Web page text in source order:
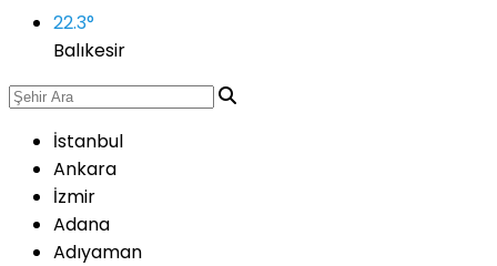
22.3°
Balıkesir
İstanbul
Ankara
İzmir
Adana
Adıyaman